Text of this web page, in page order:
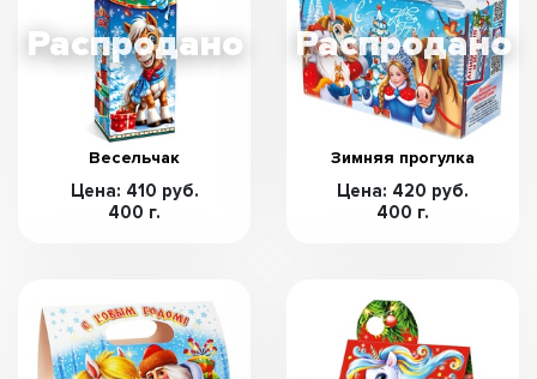
Весельчак
Цена: 410 руб.
400 г.
Зимняя прогулка
Цена: 420 руб.
400 г.